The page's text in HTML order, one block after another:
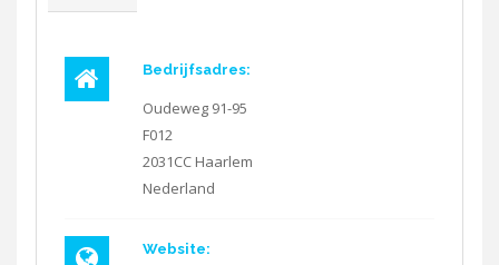
Bedrijfsadres:
Oudeweg 91-95
F012
2031CC Haarlem
Nederland
Website: